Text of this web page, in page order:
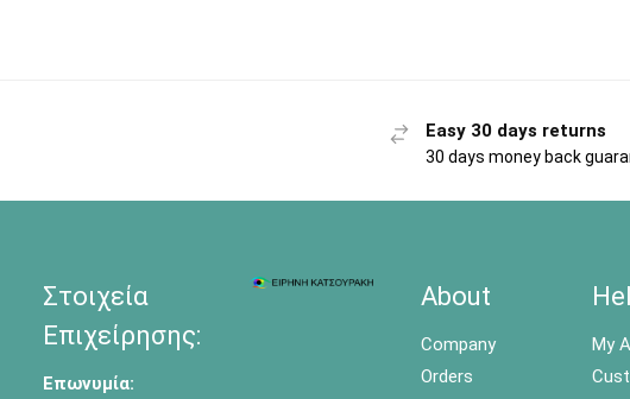
Easy 30 days returns
30 days money back
Στοιχεία
Επιχείρησης:
Επωνυμία:
About
Company
Orders
My